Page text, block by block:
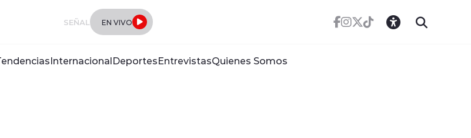
SEÑAL EN VIVO
InternacionalDeportesEntrevistasQuienes Somos